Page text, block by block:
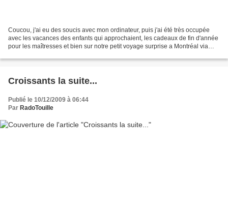
Coucou, j'ai eu des soucis avec mon ordinateur, puis j'ai été très occupée
avec les vacances des enfants qui approchaient, les cadeaux de fin d'année
pour les maîtresses et bien sur notre petit voyage surprise a Montréal via
Croissants la suite...
Publié le 10/12/2009 à 06:44
Par RadoTouille